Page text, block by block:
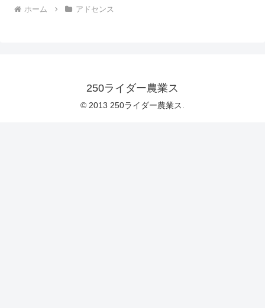
ホーム アドセンス
250ライダー農業ス
© 2013 250ライダー農業ス.